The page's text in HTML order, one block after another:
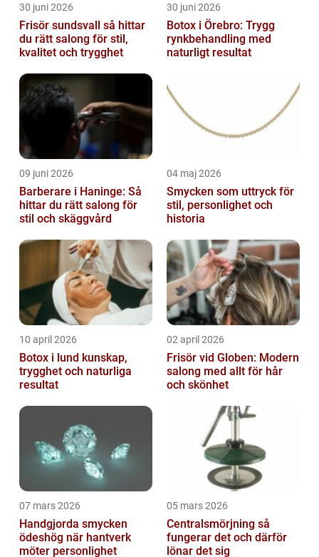
30 juni 2026
Frisör sundsvall så hittar
du rätt salong för stil,
kvalitet och trygghet
30 juni 2026
Botox i Örebro: Trygg
rynkbehandling med
naturligt resultat
09 juni 2026
Barberare i Haninge: Så
hittar du rätt salong för
stil och skäggvård
04 maj 2026
Smycken som uttryck för
stil, personlighet och
historia
10 april 2026
Botox i lund kunskap,
trygghet och naturliga
resultat
02 april 2026
Frisör vid Globen: Modern
salong med allt för hår
och skönhet
07 mars 2026
Handgjorda smycken
ödeshög när hantverk
möter personlighet
05 mars 2026
Centralsmörjning så
fungerar det och därför
lönar det sig